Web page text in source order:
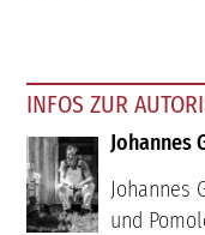
INFOS ZUR
Johannes
Johannes
und